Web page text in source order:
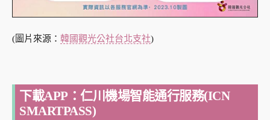
(圖片來源： 韓國觀光公社台北支社)
下載APP：仁川機場智能通行服務(ICN
SMARTPASS)